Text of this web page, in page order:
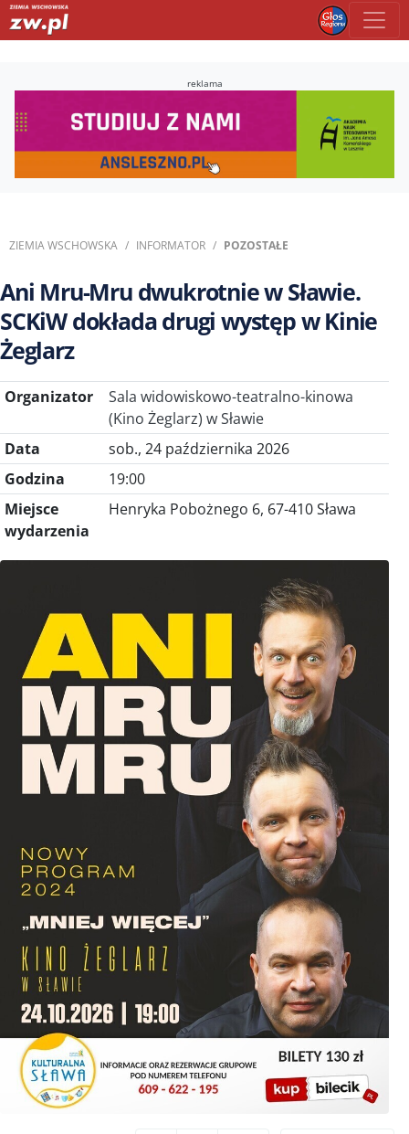
reklama
ZIEMIA WSCHOWSKA INFORMATOR POZOSTAŁE
Ani Mru-Mru dwukrotnie w Sławie.
SCKiW dokłada drugi występ w Kinie
Żeglarz
Organizator
Sala widowiskowo-teatralno-kinowa
(Kino Żeglarz) w Sławie
Data
sob., 24 października 2026
Godzina
19:00
Miejsce
wydarzenia
Henryka Pobożnego 6, 67-410 Sława